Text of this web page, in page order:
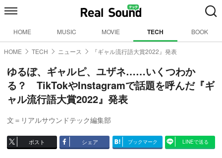
HOME MUSIC MOVIE TECH BOOK
HOME TECH ニュース 『ギャル流行語大賞2022』発表
ゆるぼ、ギャルピ、ユザネ……いくつわか
る？ TikTokやInstagramで話題を呼んだ『ギ
ャル流行語大賞2022』発表
文＝リアルサウンドテック編集部
ポスト シェア ブックマーク LINEで送る